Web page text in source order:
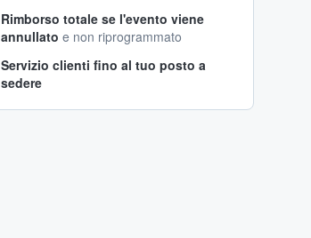
Rimborso totale se l'evento viene
annullato e non riprogrammato
Servizio clienti fino al tuo posto a
sedere